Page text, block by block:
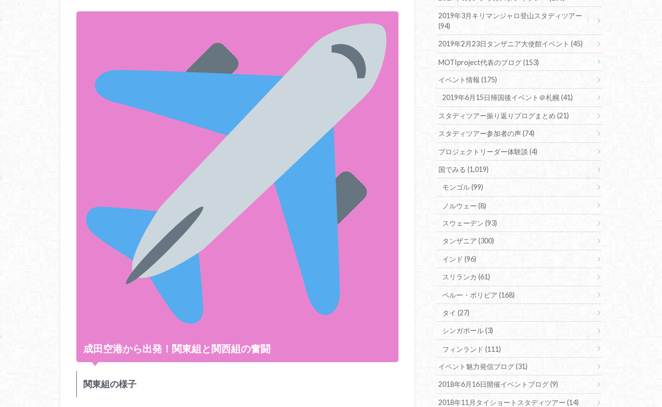
成田空港から出発！関東組と関西組の奮闘
関東組の様子
2019年3月キリマンジャロ登山スタディツアー
(94)
2019年2月23日タンザニア大使館イベント(45)
MOTIproject代表のブログ(153)
イベント情報(175)
2019年6月15日帰国後イベント＠札幌(41)
スタディツアー振り返りブログまとめ(21)
スタディツアー参加者の声(74)
プロジェクトリーダー体験談(4)
国でみる(1,019)
モンゴル(99)
ノルウェー (8)
スウェーデン (93)
タンザニア (300)
インド (96)
スリランカ (61)
ペルー・ボリビア (168)
タイ (27)
シンガポール(3)
フィンランド (111)
イベント魅力発信ブログ(31)
2018年6月16日開催イベントブログ(9)
2018年11月タイショートスタディツアー(14)